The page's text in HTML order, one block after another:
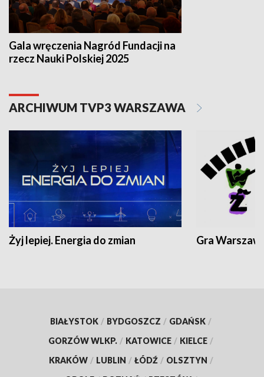
Gala wręczenia Nagród Fundacji na
rzecz Nauki Polskiej 2025
ARCHIWUM TVP3 WARSZAWA
Żyj lepiej. Energia do zmian Gra
BIAŁYSTOK / BYDGOSZCZ / GDAŃSK /
GORZÓW WLKP. / KATOWICE / KIELCE /
KRAKÓW / LUBLIN / ŁÓDŹ / OLSZTYN /